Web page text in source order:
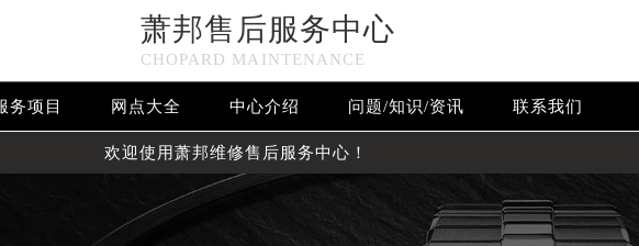
萧邦售后服务中心
CHOPARD MAINTENANCE
务项目 网点大全 中心介绍 问题/知识/资讯 联系我们
欢迎使用萧邦维修售后服务中心！